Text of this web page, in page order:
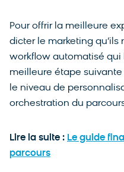
Pour offrir la meilleure
dicter le marketing
workflow automatisé qui
meilleure étape suivante
le niveau de
orchestration du
Lire la suite : Le guide
parcours